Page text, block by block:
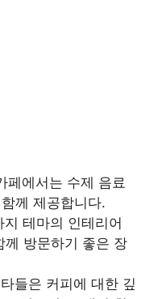
페에서는 수제 음료
께 제공합니다.
지 테마의 인테리어
께 방문하기 좋은 장
들은 커피에 대한 깊